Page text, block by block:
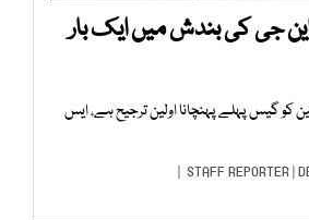
جی کی بندش میں ایک بار
کو گیس پہلے پہنچانا اولین ترجیح ہے، ایس
STAFF REPORTER|